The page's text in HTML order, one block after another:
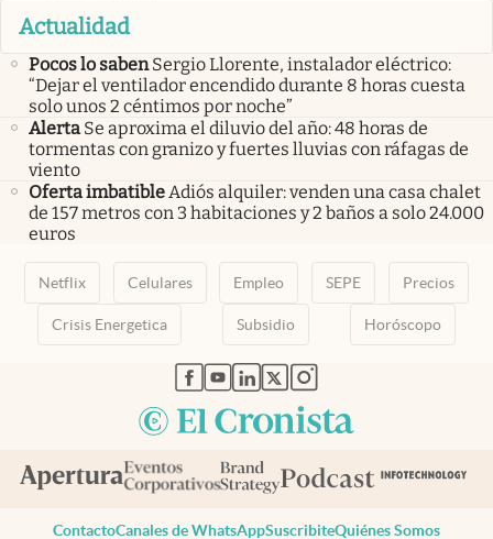
Actualidad
Pocos lo saben Sergio Llorente, instalador eléctrico:
“Dejar el ventilador encendido durante 8 horas cuesta
solo unos 2 céntimos por noche”
Alerta Se aproxima el diluvio del año: 48 horas de
tormentas con granizo y fuertes lluvias con ráfagas de
viento
Oferta imbatibleAdiós alquiler: venden una casa chalet
de 157 metros con 3 habitaciones y 2 baños a solo 24.000
euros
Netflix Celulares Empleo SEPE Precios
Crisis Energetica Subsidio Horóscopo
abre en nueva pestaña
abre en nueva pestaña
abre en nueva pestaña
abre en nueva pestaña
abre en nueva pestaña
ContactoCanales de WhatsAppSuscribiteQuiénes Somos